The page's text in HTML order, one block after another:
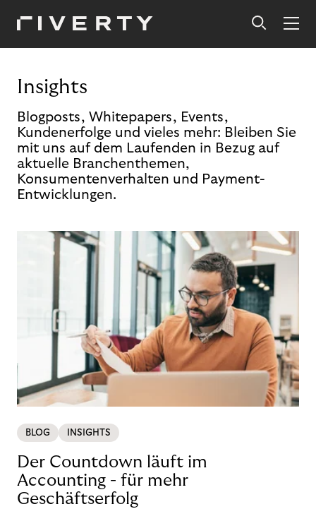
Insights
Blogposts, Whitepapers, Events,
Kundenerfolge und vieles mehr: Bleiben Sie
mit uns auf dem Laufenden in Bezug auf
aktuelle Branchenthemen,
Konsumentenverhalten und Payment-
Entwicklungen.
BLOG INSIGHTS
Der Countdown läuft im
Accounting - für mehr
Geschäftserfolg